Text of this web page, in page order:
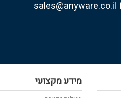
מידע מקצועי